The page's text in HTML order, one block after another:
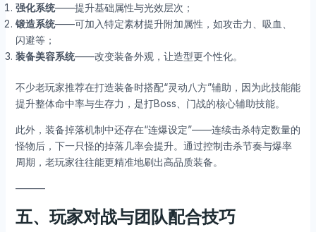
强化系统——提升基础属性与光效层次；
锻造系统——可加入特定素材提升附加属性，如攻击力、吸血、
闪避等；
装备美容系统——改变装备外观，让造型更个性化。
不少老玩家推荐在打造装备时搭配“灵动八方”辅助，因为此技能能
提升整体命中率与生存力，是打Boss、门战的核心辅助技能。
此外，装备掉落机制中还存在“连爆设定”——连续击杀特定数量的
怪物后，下一只怪的掉落几率会提升。通过控制击杀节奏与爆率
周期，老玩家往往能更精准地刷出高品质装备。
———
五、玩家对战与团队配合技巧